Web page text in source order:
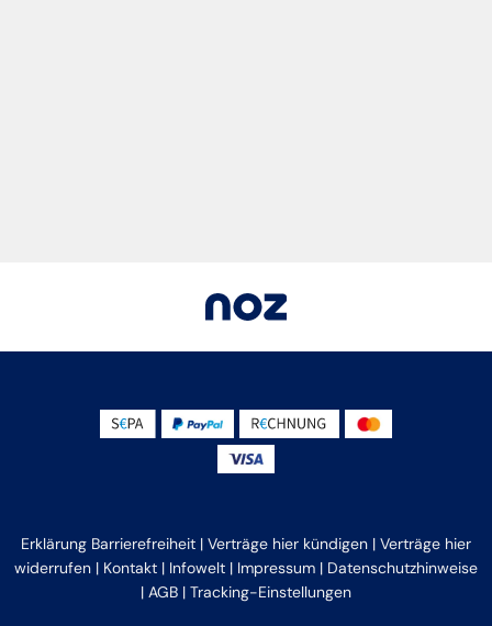
Erklärung Barrierefreiheit | Verträge hier kündigen | Verträge hier
widerrufen | Kontakt | Infowelt | Impressum | Datenschutzhinweise
| AGB | Tracking-Einstellungen